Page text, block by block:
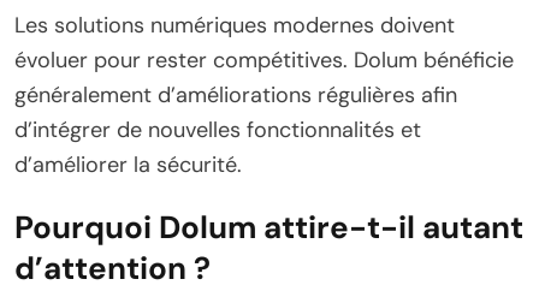
Les solutions numériques modernes doivent
évoluer pour rester compétitives. Dolum bénéficie
généralement d’améliorations régulières afin
d’intégrer de nouvelles fonctionnalités et
d’améliorer la sécurité.
Pourquoi Dolum attire-t-il autant
d’attention ?